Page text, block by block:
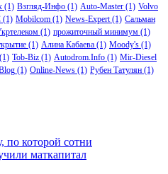
(1) Взгляд-Инфо (1) Auto-Master (1) Volvo
(1) Mobilcom (1) News-Expert(1) Сальман
(1) прожиточный минимум (1)
(1) Алина Кабаева (1) Moody's (1)
(1) Tob-Biz (1) Autodrom.Info (1) Mir-Diesel
(1) Online-News (1) Рубен Татулян (1)